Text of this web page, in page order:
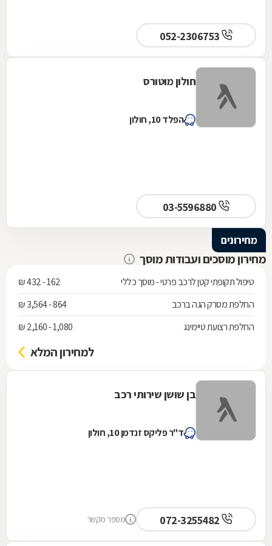
חולון מוטורס
הפלד 10, חולון
03-5596880
מחירונים
מחירון מוסכים ועבודות מוסך
טיפול תקופתי קטן לרכב פרטי - מוסך כללי
162 - 432 ₪
החלפת מסרק הגה ברכב
864 - 3,564 ₪
החלפת רצועת טיימינג
1,080 - 2,160 ₪
למחירון המלא
בן שושן שירותי רכב
ד"ר פליקס זנדמן 10, חולון
מספר מקשר